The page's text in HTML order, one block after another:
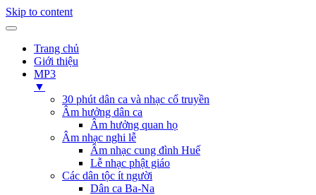
Skip to content
Trang chủ
Giới thiệu
MP3
▼
30 phút dân ca và nhạc cổ truyền
Âm hưởng dân ca
Âm hưởng quan họ
Âm nhạc nghi lễ
Âm nhạc cung đình Huế
Lễ nhạc phật giáo
Các dân tộc ít người
Dân ca Ba-Na